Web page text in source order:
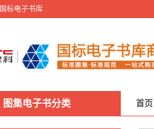
国标电子书库
图集电子书分类 首页